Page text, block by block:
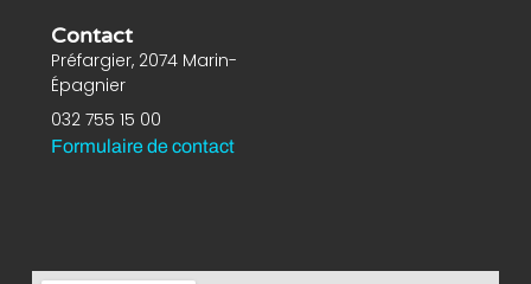
Contact
Préfargier, 2074 Marin-
Épagnier
032 755 15 00
Formulaire de contact